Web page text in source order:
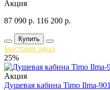
Акция
87 090 р. 116 200 р.
Купить
Быстрый заказ
25%
Акция
Душевая кабина Timo Ilma-901